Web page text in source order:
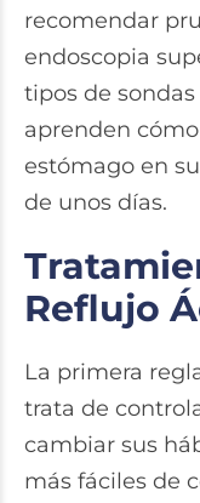
recomendar
endoscopia
tipos de
aprenden
estómago en
de unos días.
Reflujo
La primera
trata de
cambiar sus
más fáciles de